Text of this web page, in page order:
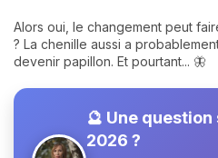
Alors oui, le changement peut
? La chenille aussi a
devenir papillon. Et pourtant... 🦋
🔮 Une
2026 ?